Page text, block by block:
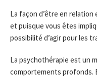
La façon d’être en
et puisque vous êtes
possibilité d’agir pour les
La psychothérapie est un
comportements profonds.